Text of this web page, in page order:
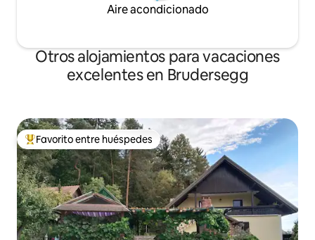
Aire acondicionado
Otros alojamientos para vacaciones
excelentes en Brudersegg
Favorito entre huéspedes preferido
Favorito entre huéspedes